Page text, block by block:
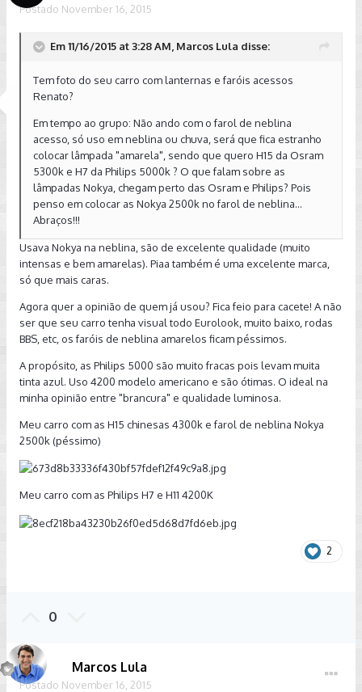
Postado November 16, 2015
Em 11/16/2015 at 3:28 AM, Marcos Lula disse:
Tem foto do seu carro com lanternas e faróis acessos
Renato?
Em tempo ao grupo: Não ando com o farol de neblina
acesso, só uso em neblina ou chuva, será que fica estranho
colocar lâmpada "amarela", sendo que quero H15 da Osram
5300k e H7 da Philips 5000k ? O que falam sobre as
lâmpadas Nokya, chegam perto das Osram e Philips? Pois
penso em colocar as Nokya 2500k no farol de neblina...
Abraços!!!
Usava Nokya na neblina, são de excelente qualidade (muito
intensas e bem amarelas). Piaa também é uma excelente marca,
só que mais caras.
Agora quer a opinião de quem já usou? Fica feio para cacete! A não
ser que seu carro tenha visual todo Eurolook, muito baixo, rodas
BBS, etc, os faróis de neblina amarelos ficam péssimos.
A propósito, as Philips 5000 são muito fracas pois levam muita
tinta azul. Uso 4200 modelo americano e são ótimas. O ideal na
minha opinião entre "brancura" e qualidade luminosa.
Meu carro com as H15 chinesas 4300k e farol de neblina Nokya
2500k (péssimo)
Meu carro com as Philips H7 e H11 4200K
2
0
Marcos Lula
Postado November 16, 2015